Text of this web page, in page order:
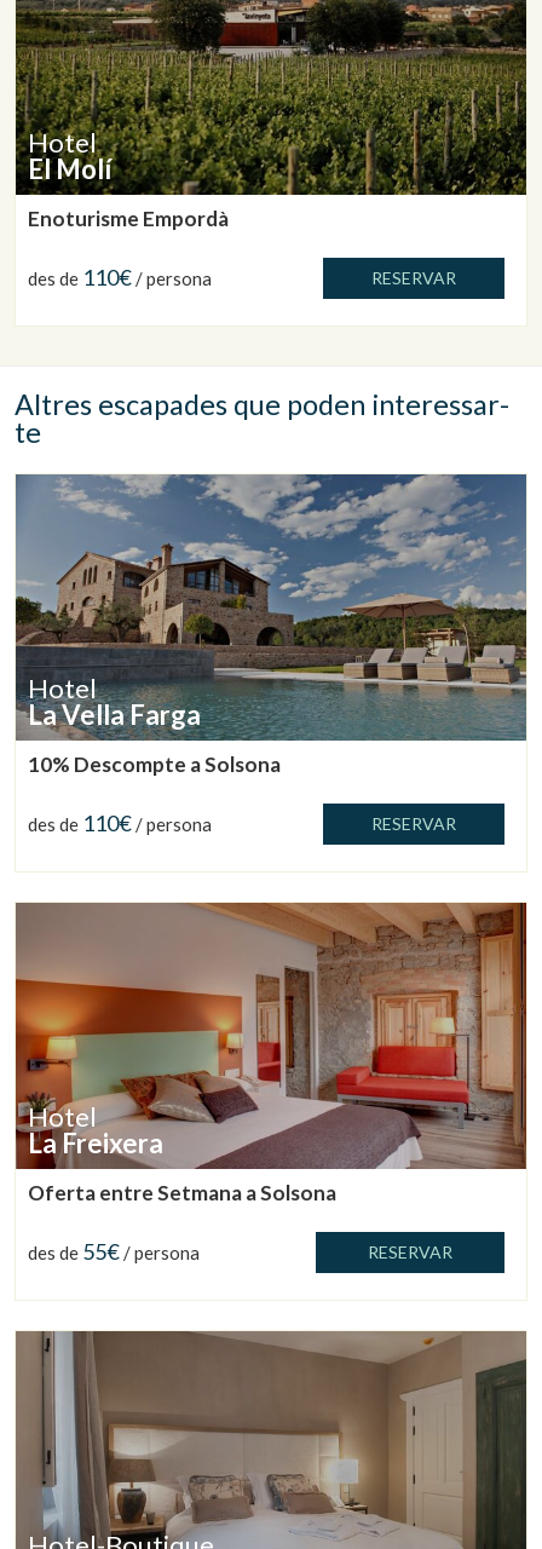
Hotel
El Molí
Enoturisme Empordà
des de 110€/ persona RESERVAR
Altres escapades que poden interessar-
te
Hotel
La Vella Farga
10% Descompte a Solsona
des de 110€/ persona RESERVAR
Hotel
La Freixera
Oferta entre Setmana a Solsona
des de 55€/ persona RESERVAR